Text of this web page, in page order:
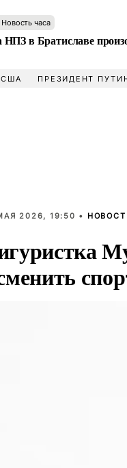
Новость часа
НПЗ в Братиславе
ПРЕЗИДЕНТ
2026, 19:50 •